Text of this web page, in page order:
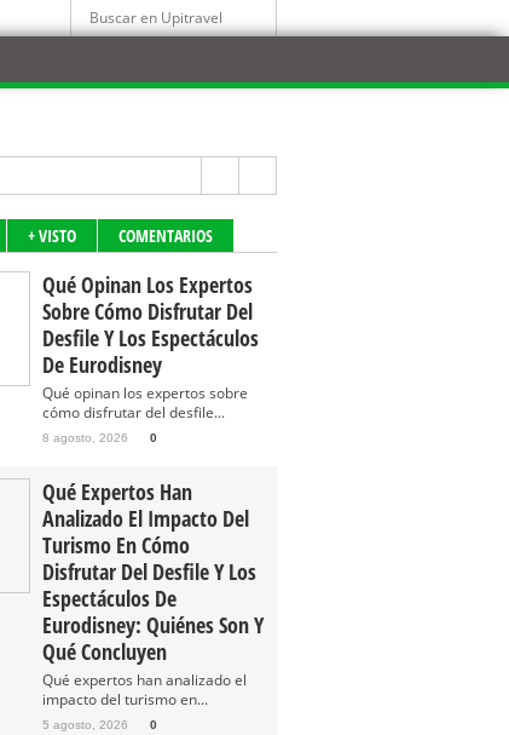
+ VISTO COMENTARIOS
Qué Opinan Los Expertos
Sobre Cómo Disfrutar Del
Desfile Y Los Espectáculos
De Eurodisney
Qué opinan los expertos sobre
cómo disfrutar del desfile...
8 agosto, 2026 0
Qué Expertos Han
Analizado El Impacto Del
Turismo En Cómo
Disfrutar Del Desfile Y Los
Espectáculos De
Eurodisney: Quiénes Son Y
Qué Concluyen
Qué expertos han analizado el
impacto del turismo en...
5 agosto, 2026 0